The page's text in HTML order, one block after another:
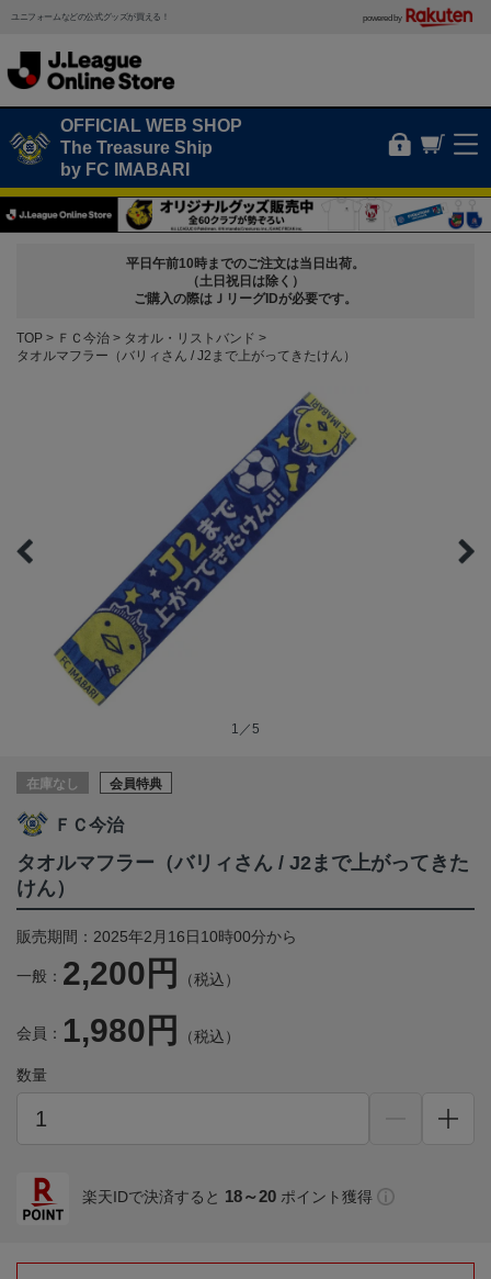
ユニフォームなどの公式グッズが買える！ powered by
OFFICIAL WEB SHOP
The Treasure Ship
by FC IMABARI
平日午前10時までのご注文は当日出荷。
（土日祝日は除く）
ご購入の際はＪリーグIDが必要です。
TOP ＦＣ今治
タオル・リストバンド
タオルマフラー（バリィさん / J2まで上がってきたけん）
1／5
在庫なし 会員特典
ＦＣ今治
タオルマフラー（バリィさん / J2まで上がってきた
けん）
販売期間：2025年2月16日10時00分から
一般： 2,200円 （税込）
会員： 1,980円 （税込）
数量
楽天IDで決済すると 18～20 ポイント獲得